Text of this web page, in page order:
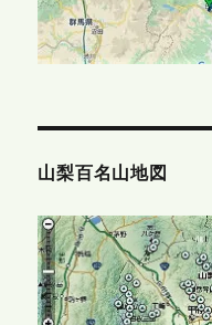
山梨百名山地図